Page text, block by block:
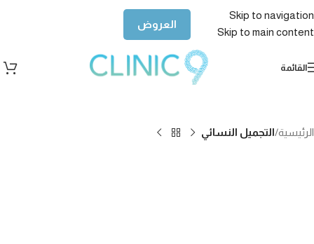
Skip to navigation
Skip to main content
العروض
القائمة
الرئيسية التجميل النسائي